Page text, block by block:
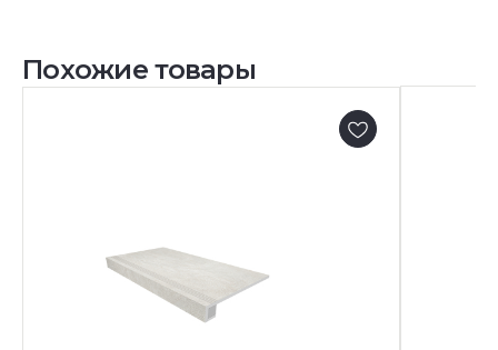
Похожие товары